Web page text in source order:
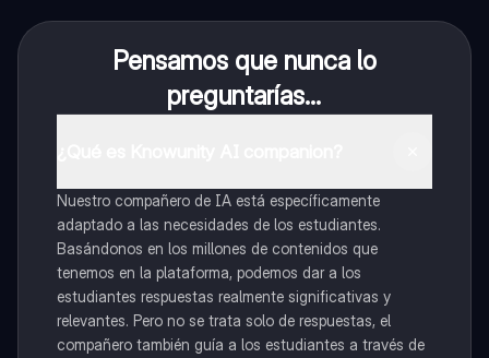
Pensamos que nunca lo
preguntarías...
Nuestro compañero de IA está específicamente
adaptado a las necesidades de los estudiantes.
Basándonos en los millones de contenidos que
tenemos en la plataforma, podemos dar a los
estudiantes respuestas realmente significativas y
relevantes. Pero no se trata solo de respuestas, el
compañero también guía a los estudiantes a través de